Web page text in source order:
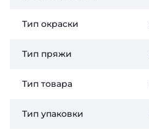
Тип окраски
Тип пряжи
Тип товара
Тип упаковки